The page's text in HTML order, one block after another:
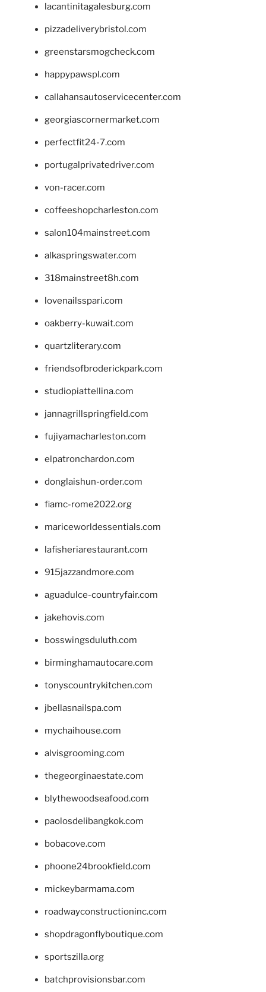
lacantinitagalesburg.com
pizzadeliverybristol.com
greenstarsmogcheck.com
happypawspl.com
callahansautoservicecenter.com
georgiascornermarket.com
perfectfit24-7.com
portugalprivatedriver.com
von-racer.com
coffeeshopcharleston.com
salon104mainstreet.com
alkaspringswater.com
318mainstreet8h.com
lovenailsspari.com
oakberry-kuwait.com
quartzliterary.com
friendsofbroderickpark.com
studiopiattellina.com
jannagrillspringfield.com
fujiyamacharleston.com
elpatronchardon.com
donglaishun-order.com
fiamc-rome2022.org
mariceworldessentials.com
lafisheriarestaurant.com
915jazzandmore.com
aguadulce-countryfair.com
jakehovis.com
bosswingsduluth.com
birminghamautocare.com
tonyscountrykitchen.com
jbellasnailspa.com
mychaihouse.com
alvisgrooming.com
thegeorginaestate.com
blythewoodseafood.com
paolosdelibangkok.com
bobacove.com
phoone24brookfield.com
mickeybarmama.com
roadwayconstructioninc.com
shopdragonflyboutique.com
sportszilla.org
batchprovisionsbar.com